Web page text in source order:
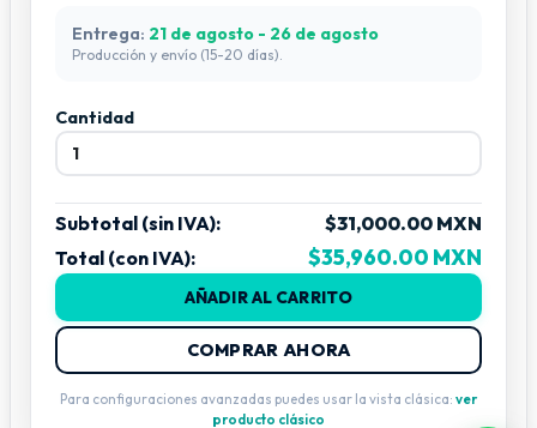
Tilt (inclinación):270°
Funciones adicionales
Frost (escarcha):
Enfoque:Sí
Zoom:Sí
CMY:Sí
Pantalla
Display:Pantalla LCD LED táctil
Entrega: 21 de agosto - 26 de agosto
Producción y envío (15-20 días).
Cantidad
Subtotal (sin IVA):
$31,000.00 MXN
Total (con IVA):
$35,960.00 MXN
AÑADIR AL CARRITO
COMPRAR AHORA
Para configuraciones avanzadas puedes usar la vista clásica: ver
producto clásico